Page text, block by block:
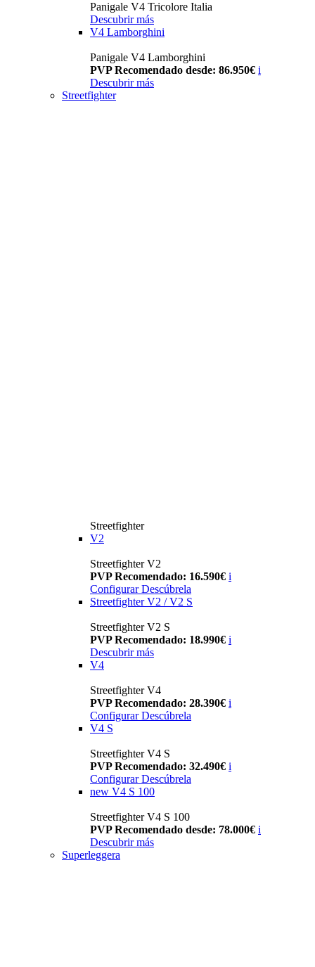
Panigale V4 Tricolore Italia
Descubrir más
V4 Lamborghini
Panigale V4 Lamborghini
PVP Recomendado desde: 86.950€ i
Descubrir más
Streetfighter
Streetfighter
V2
Streetfighter V2
PVP Recomendado: 16.590€ i
Configurar Descúbrela
Streetfighter V2 / V2 S
Streetfighter V2 S
PVP Recomendado: 18.990€ i
Descubrir más
V4
Streetfighter V4
PVP Recomendado: 28.390€ i
Configurar Descúbrela
V4 S
Streetfighter V4 S
PVP Recomendado: 32.490€ i
Configurar Descúbrela
new V4 S 100
Streetfighter V4 S 100
PVP Recomendado desde: 78.000€ i
Descubrir más
Superleggera